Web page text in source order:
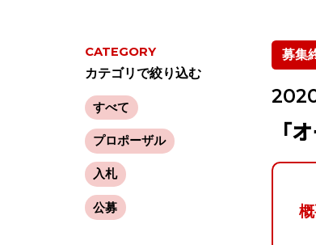
CATEGORY
カテゴリで絞り込む
すべて
プロポーザル
入札
公募
募集
「